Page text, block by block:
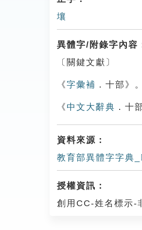
壤
異體字/附錄字內容
〔關鍵文獻〕
《字彙補 ．十部》。
《 中文大辭典 ．十
資料來源：
教育部異體字字典
授權資訊：
創用CC-姓名標示-